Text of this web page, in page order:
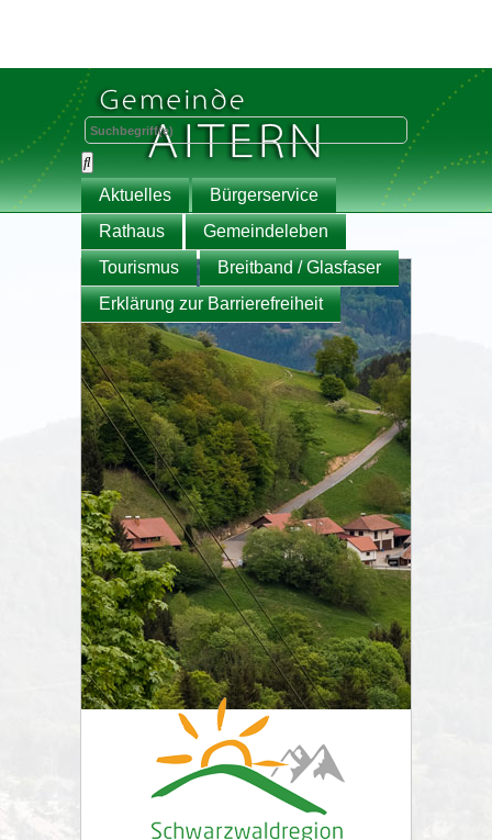
Aktuelles
Bürgerservice
Rathaus
Gemeindeleben
Tourismus
Breitband / Glasfaser
Erklärung zur Barrierefreiheit